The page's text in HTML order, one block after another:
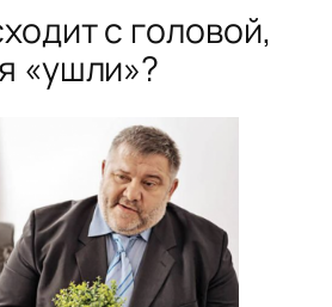
с головой,
«ушли»?